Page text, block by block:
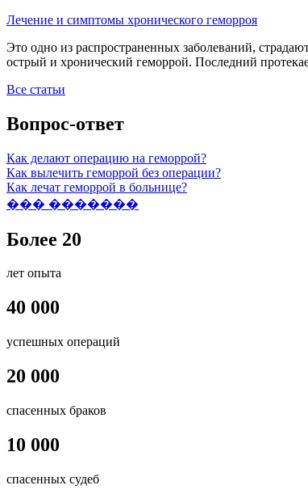
Лечение и симптомы хронического геморроя
Это одно из распространенных заболеваний,
острый и хронический геморрой. Последний
Все статьи
Вопрос-ответ
Как делают операцию на геморрой?
Как вылечить геморрой без операции?
Как лечат геморрой в больнице?
��� �������
Более 20
лет опыта
40 000
успешных операций
20 000
спасенных браков
10 000
спасенных судеб